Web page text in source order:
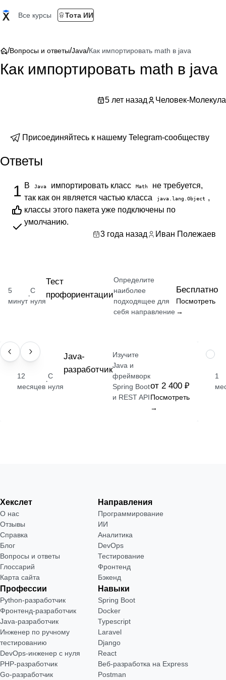
Все курсы Тота ИИ
/Вопросы и ответы/Java/Как импортировать math в java
Как импортировать math в java
5 лет назад Человек-Молекула
Присоединяйтесь к нашему Telegram-сообществу
Ответы
1 В Java импортировать класс Math
не требуется,
так как он является частью класса
java.lang.Object ,
классы этого пакета уже подключены по
умолчанию.
3 года назад
Иван Полежаев
5
минут
·
С
нуля
Тест
профориентации
Определите
наиболее
подходящее для
себя направление
Бесплатно
Посмотреть
→
ПРОФЕССИЯ
12
месяцев
·
С
нуля
Java-
разработчик
Изучите
Java и
фреймворк
Spring Boot
и REST API
от 2 400 ₽
Посмотреть
→
1
Хекслет
О нас
Отзывы
Справка
Блог
Вопросы и ответы
Глоссарий
Карта сайта
Направления
Программирование
ИИ
Аналитика
DevOps
Тестирование
Фронтенд
Бэкенд
Профессии
Python-разработчик
Фронтенд-разработчик
Java-разработчик
Инженер по ручному
тестированию
DevOps-инженер с нуля
РНР-разработчик
Go-разработчик
Навыки
Spring Boot
Docker
Typescript
Laravel
Django
React
Веб-разработка на Express
Postman